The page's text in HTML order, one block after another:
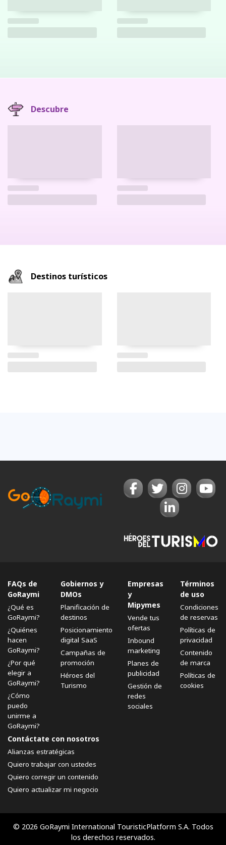
Descubre
Destinos turísticos
FAQs de
GoRaymi
¿Qué es
GoRaymi?
¿Quiénes
hacen
GoRaymi?
¿Por qué
elegir a
GoRaymi?
¿Cómo
puedo
unirme a
GoRaymi?
Gobiernos y
DMOs
Planificación de
destinos
Posicionamiento
digital SaaS
Campañas de
promoción
Héroes del
Turismo
Empresas
y
Mipymes
Vende tus
ofertas
Inbound
marketing
Planes de
publicidad
Gestión de
redes
sociales
Términos
de uso
Condiciones
de reservas
Políticas de
privacidad
Contenido
de marca
Políticas de
cookies
Contáctate con nosotros
Alianzas estratégicas
Quiero trabajar con ustedes
Quiero corregir un contenido
Quiero actualizar mi negocio
© 2026 GoRaymi International TouristicPlatform S.A. Todos
los derechos reservados.